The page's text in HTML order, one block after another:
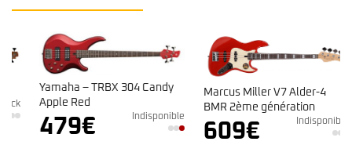
Yamaha – TRBX 304 Candy
Apple Red
479€ Indisponible
Marcus Miller V7 Alder-4
BMR 2ème génération
609€ Indisponible